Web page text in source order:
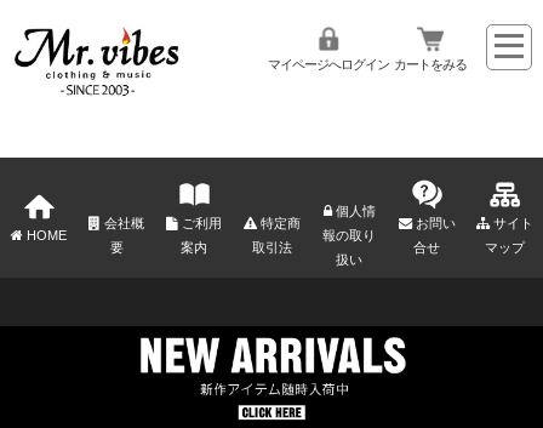
マイページへログイン カートをみる
HOME
会社概
要
ご利用
案内
特定商
取引法
個人情
報の取り
扱い
お問い
合せ
サイト
マップ